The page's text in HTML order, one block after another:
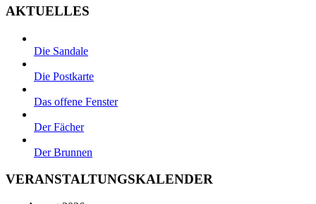
AKTUELLES
Die Sandale
Die Postkarte
Das offene Fenster
Der Fächer
Der Brunnen
VERANSTALTUNGSKALENDER